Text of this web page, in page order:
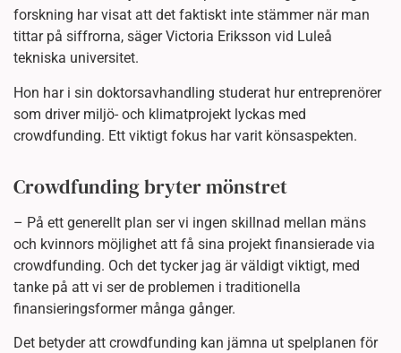
forskning har visat att det faktiskt inte stämmer när man
tittar på siffrorna, säger Victoria Eriksson vid Luleå
tekniska universitet.
Hon har i sin doktorsavhandling studerat hur entreprenörer
som driver miljö- och klimatprojekt lyckas med
crowdfunding. Ett viktigt fokus har varit könsaspekten.
Crowdfunding bryter mönstret
– På ett generellt plan ser vi ingen skillnad mellan mäns
och kvinnors möjlighet att få sina projekt finansierade via
crowdfunding. Och det tycker jag är väldigt viktigt, med
tanke på att vi ser de problemen i traditionella
finansieringsformer många gånger.
Det betyder att crowdfunding kan jämna ut spelplanen för